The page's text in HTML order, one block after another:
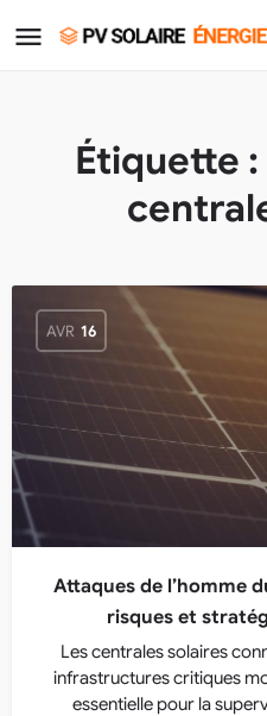
Étiquette :
AVR 16
Attaques de l’homme
risques et
Les centrales solaires
infrastructures critiques
essentielle pour la